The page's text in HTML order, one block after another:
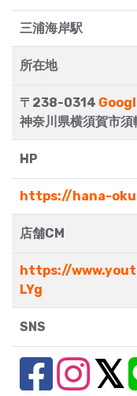
三浦海岸駅
所在地
〒238-0314
神奈川県横須賀市
HP
https://hana-
店舗CM
https://
LYg
SNS